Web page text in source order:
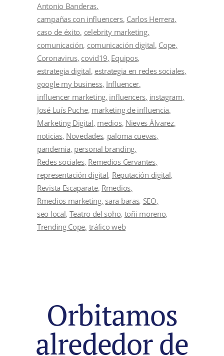
Antonio Banderas
campañas con influencers Carlos Herrera
caso de éxito celebrity marketing
comunicación comunicación digital Cope
Coronavirus covid19 Equipos
estrategia digital estrategia en redes sociales
google my business Influencer
influencer marketing influencers instagram
José Luís Puche marketing de influencia
Marketing Digital medios Nieves Álvarez
noticias Novedades paloma cuevas
pandemia personal branding
Redes sociales Remedios Cervantes
representación digital Reputación digital
Revista Escaparate Rmedios
Rmedios marketing sara baras SEO
seo local Teatro del soho toñi moreno
Trending Cope tráfico web
Orbitamos
alrededor de